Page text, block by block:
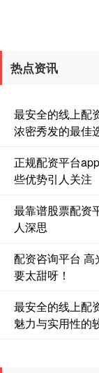
热点资讯
最安全的线上配
浓密秀发的最佳
正规配资平台
些优势引人关注
最靠谱股票配资
人深思
配资咨询平台
要太甜呀！
最安全的线上配
魅力与实用性的